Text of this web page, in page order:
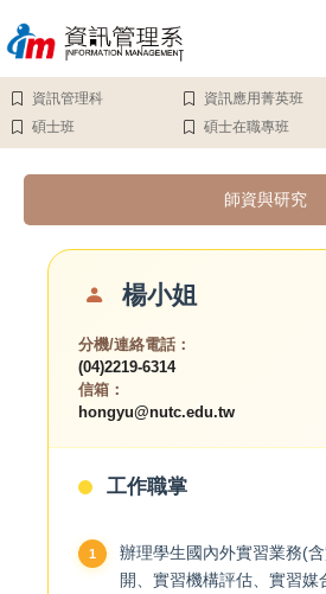
到
要
內
資訊管理科 資訊應用菁英班
碩士班
碩士在職專班
師資與研究
系主任
教授
系辦人員
楊小姐
分機/連絡電話：
(04)2219-6314
信箱：
hongyu@nutc.edu.tw
工作職掌
辦理學生國內外實習業務(
開、實習機構評估、實習媒